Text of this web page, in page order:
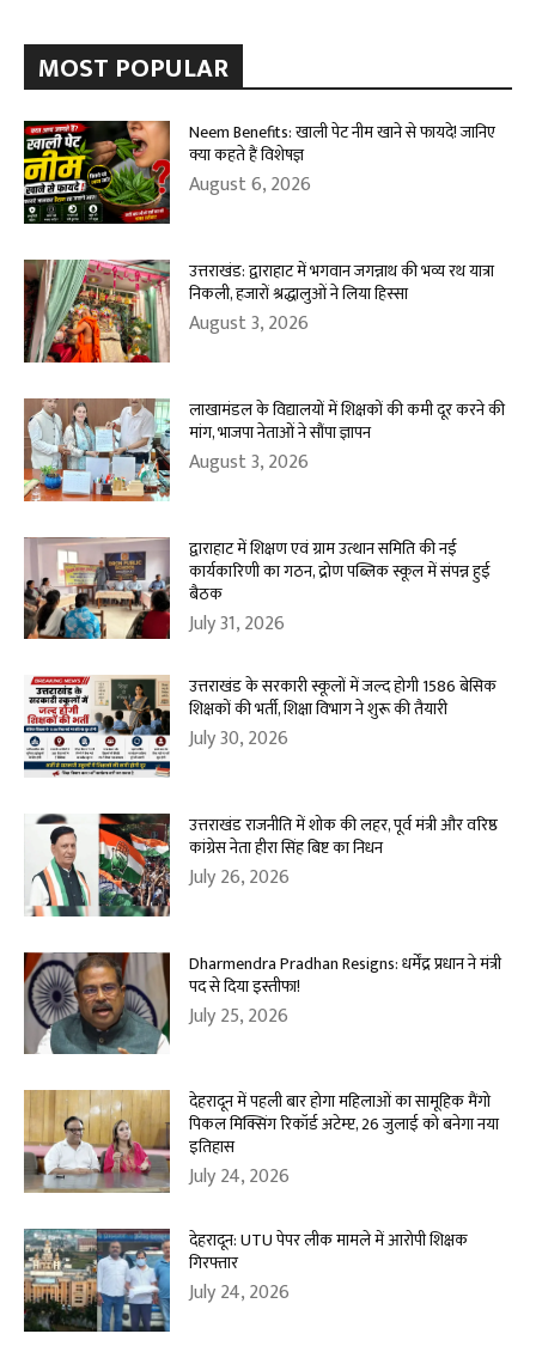
MOST POPULAR
Neem Benefits: खाली पेट नीम खाने से फायदे! जानिए
क्या कहते हैं विशेषज्ञ
August 6, 2026
उत्तराखंड: द्वाराहाट में भगवान जगन्नाथ की भव्य रथ यात्रा
निकली, हजारों श्रद्धालुओं ने लिया हिस्सा
August 3, 2026
लाखामंडल के विद्यालयों में शिक्षकों की कमी दूर करने की
मांग, भाजपा नेताओं ने सौंपा ज्ञापन
August 3, 2026
द्वाराहाट में शिक्षण एवं ग्राम उत्थान समिति की नई
कार्यकारिणी का गठन, द्रोण पब्लिक स्कूल में संपन्न हुई
बैठक
July 31, 2026
उत्तराखंड के सरकारी स्कूलों में जल्द होगी 1586 बेसिक
शिक्षकों की भर्ती, शिक्षा विभाग ने शुरू की तैयारी
July 30, 2026
उत्तराखंड राजनीति में शोक की लहर, पूर्व मंत्री और वरिष्ठ
कांग्रेस नेता हीरा सिंह बिष्ट का निधन
July 26, 2026
Dharmendra Pradhan Resigns: धर्मेंद्र प्रधान ने मंत्री
पद से दिया इस्तीफा!
July 25, 2026
देहरादून में पहली बार होगा महिलाओं का सामूहिक मैंगो
पिकल मिक्सिंग रिकॉर्ड अटेम्प्ट, 26 जुलाई को बनेगा नया
इतिहास
July 24, 2026
देहरादून: UTU पेपर लीक मामले में आरोपी शिक्षक
गिरफ्तार
July 24, 2026